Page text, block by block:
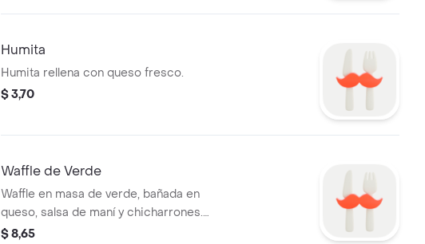
Humita
Humita rellena con queso fresco.
$ 3,70
Waffle de Verde
Waffle en masa de verde, bañada en
queso, salsa de maní y chicharrones.
acompañado de huevo frito.
$ 8,65